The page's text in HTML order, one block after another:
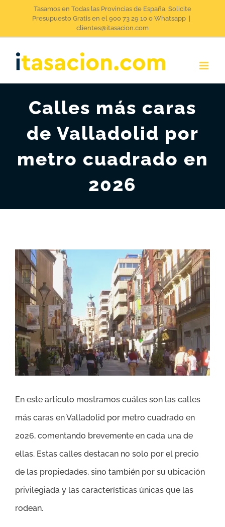
Tasamos en Todas las Provincias de España. Solicite
Presupuesto Gratis en el 900 73 29 10 o Whatsapp
clientes@itasacion.com
Calles más caras
de Valladolid por
metro cuadrado en
2026
Ver
imagen
más
grande
En este artículo mostramos cuáles son las calles
más caras en Valladolid por metro cuadrado en
2026, comentando brevemente en cada una de
ellas. Estas calles destacan no solo por el precio
de las propiedades, sino también por su ubicación
privilegiada y las características únicas que las
rodean.